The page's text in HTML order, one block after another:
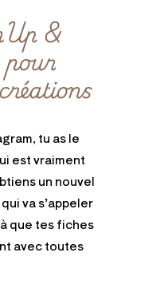
&
tu as le
est vraiment
un nouvel
va s’appeler
que tes fiches
avec toutes